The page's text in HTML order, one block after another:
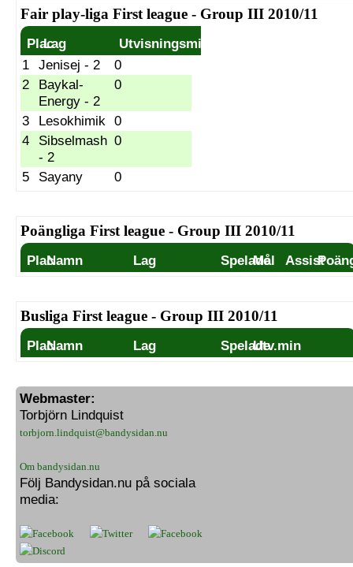
Fair play-liga First league - Group III 2010/11
PlacLag
Utvisningsminuter
1
Jenisej - 2
0
2
Baykal-
Energy - 2
0
3 Lesokhimik
0
4
Sibselmash
- 2
0
5 Sayany 0
Poängliga First league - Group III 2010/11
PlacNamn Lag Spelade
Mål Assist
Busliga First league - Group III 2010/11
PlacNamn Lag SpeladeUtv.min
Webmaster:
Torbjörn Lindquist
torbjorn.lindquist@bandysidan.nu
Om bandysidan.nu
Följ Bandysidan.nu på sociala
media: